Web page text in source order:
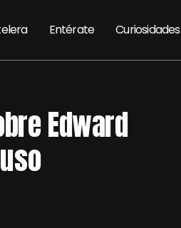
Entérate Curiosidades
Edward